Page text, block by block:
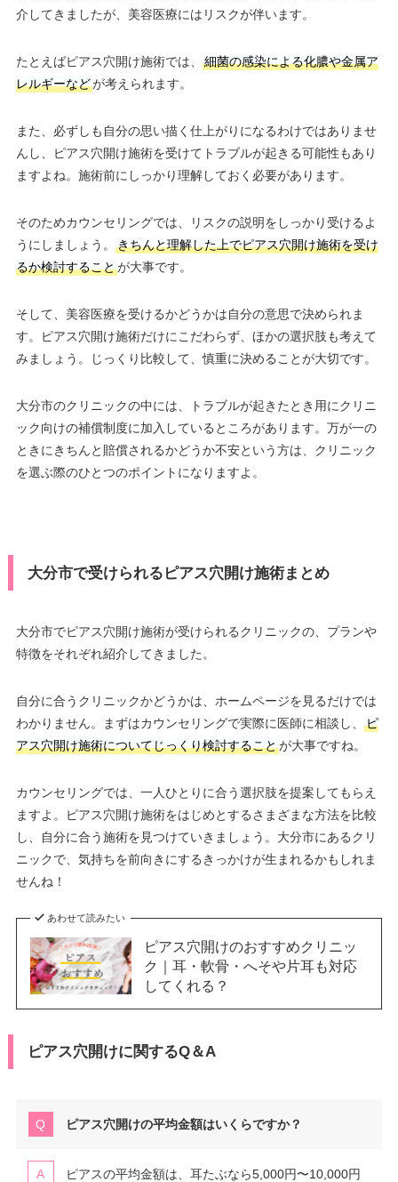
介してきましたが、美容医療にはリスクが伴います。
たとえばピアス穴開け施術では、
細菌の感染による化膿や金属ア
レルギーなどが考えられます。
また、必ずしも自分の思い描く仕上がりになるわけではありませ
んし、ピアス穴開け施術を受けてトラブルが起きる可能性もあり
ますよね。施術前にしっかり理解しておく必要があります。
そのためカウンセリングでは、リスクの説明をしっかり受けるよ
うにしましょう。
きちんと理解した上でピアス穴開け施術を受け
るか検討することが大事です。
そして、美容医療を受けるかどうかは自分の意思で決められま
す。ピアス穴開け施術だけにこだわらず、ほかの選択肢も考えて
みましょう。じっくり比較して、慎重に決めることが大切です。
大分市のクリニックの中には、トラブルが起きたとき用にクリニ
ック向けの補償制度に加入しているところがあります。万が一の
ときにきちんと賠償されるかどうか不安という方は、クリニック
を選ぶ際のひとつのポイントになりますよ。
大分市で受けられるピアス穴開け施術まとめ
大分市でピアス穴開け施術が受けられるクリニックの、プランや
特徴をそれぞれ紹介してきました。
自分に合うクリニックかどうかは、ホームページを見るだけでは
わかりません。まずはカウンセリングで実際に医師に相談し、
ピ
アス穴開け施術についてじっくり検討することが大事ですね。
カウンセリングでは、一人ひとりに合う選択肢を提案してもらえ
ますよ。ピアス穴開け施術をはじめとするさまざまな方法を比較
し、自分に合う施術を見つけていきましょう。大分市にあるクリ
ニックで、気持ちを前向きにするきっかけが生まれるかもしれま
せんね！
あわせて読みたい
ピアス穴開けのおすすめクリニッ
ク｜耳・軟骨・へそや片耳も対応
してくれる？
ピアス穴開けに関するQ＆A
ピアス穴開けの平均金額はいくらですか？
ピアスの平均金額は、耳たぶなら5,000円〜10,000円